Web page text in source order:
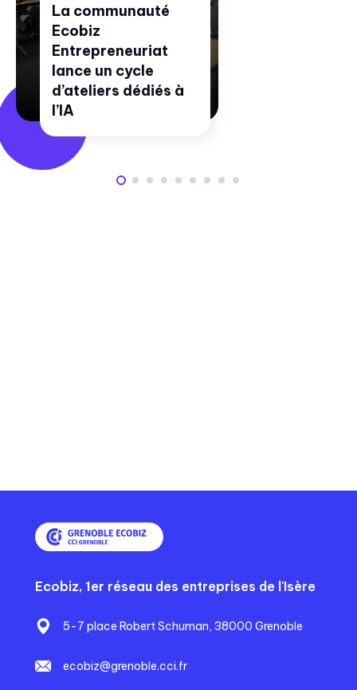
La communauté
Ecobiz
Entrepreneuriat
lance un cycle
d’ateliers dédiés à
l’IA
Ecobiz, 1er réseau des entreprises de l'Isère
5-7 place Robert Schuman, 38000 Grenoble
ecobiz@grenoble.cci.fr